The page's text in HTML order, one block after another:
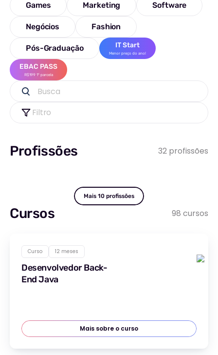
Games Marketing Software
Negócios Fashion
Pós-Graduação IT Start
Menor preço do ano!
EBAC PASS
R$199 1ª parcela
Busca
Filtro
Profissões 32 profissões
Mais 10 profissões
Cursos 98 cursos
Curso 12 meses
Desenvolvedor Back-
End Java
Mais sobre o curso